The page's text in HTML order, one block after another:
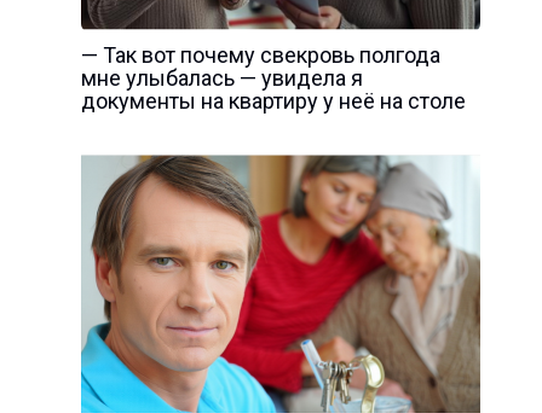
— Так вот почему свекровь полгода
мне улыбалась — увидела я
документы на квартиру у неё на столе